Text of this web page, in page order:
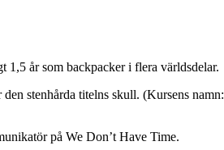
år som backpacker i flera världsdelar.
stenhårda titelns skull. (Kursens namn:
på We Don’t Have Time.